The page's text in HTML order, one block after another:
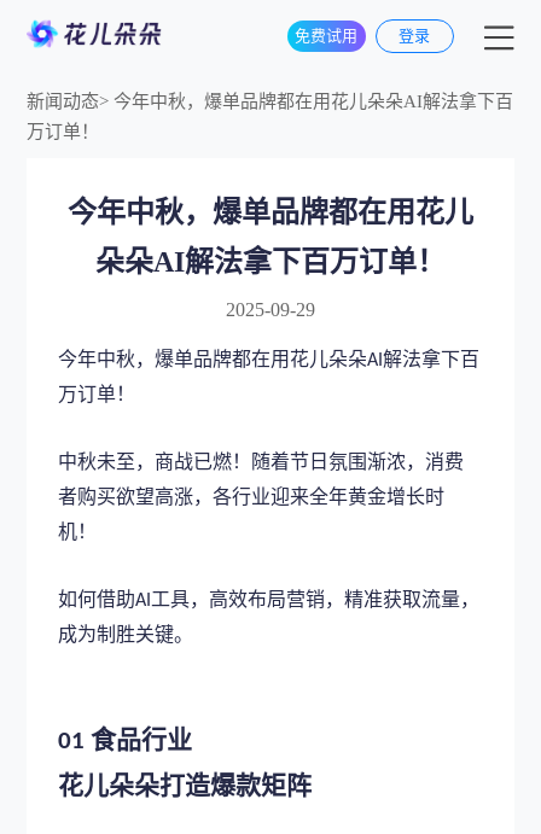
免费试用 登录
新闻动态> 今年中秋，爆单品牌都在用花儿朵朵AI解法拿下百
万订单！
今年中秋，爆单品牌都在用花儿
朵朵AI解法拿下百万订单！
2025-09-29
今年中秋，爆单品牌都在用花儿朵朵AI解法拿下百
万订单！
中秋未至，商战已燃！随着节日氛围渐浓，消费
者购买欲望高涨，各行业迎来全年黄金增长时
机！
如何借助AI工具，高效布局营销，精准获取流量，
成为制胜关键。
01食品行业
花儿朵朵打造爆款矩阵